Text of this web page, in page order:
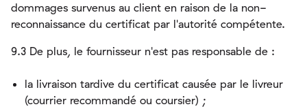
dommages survenus au client en raison de la non-
reconnaissance du certificat par l'autorité compétente.
9.3 De plus, le fournisseur n'est pas responsable de :
la livraison tardive du certificat causée par le livreur
(courrier recommandé ou coursier) ;